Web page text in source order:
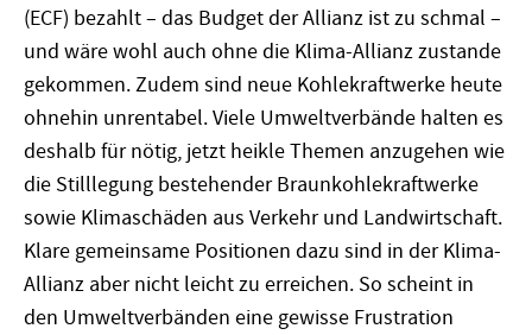
(ECF) bezahlt – das Budget der Allianz ist zu schmal –
und wäre wohl auch ohne die Klima-Allianz zustande
gekommen. Zudem sind neue Kohlekraftwerke heute
ohnehin unrentabel. Viele Umweltverbände halten es
deshalb für nötig, jetzt heikle Themen anzugehen wie
die Stilllegung bestehender Braunkohlekraftwerke
sowie Klimaschäden aus Verkehr und Landwirtschaft.
Klare gemeinsame Positionen dazu sind in der Klima-
Allianz aber nicht leicht zu erreichen. So scheint in
den Umweltverbänden eine gewisse Frustration